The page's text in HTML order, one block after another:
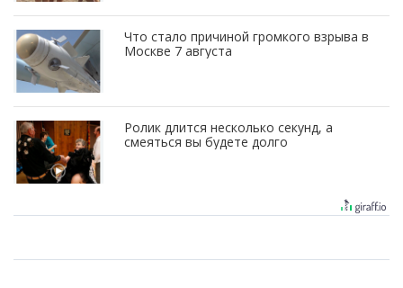
Что стало причиной громкого взрыва в
Москве 7 августа
Ролик длится несколько секунд, а
смеяться вы будете долго